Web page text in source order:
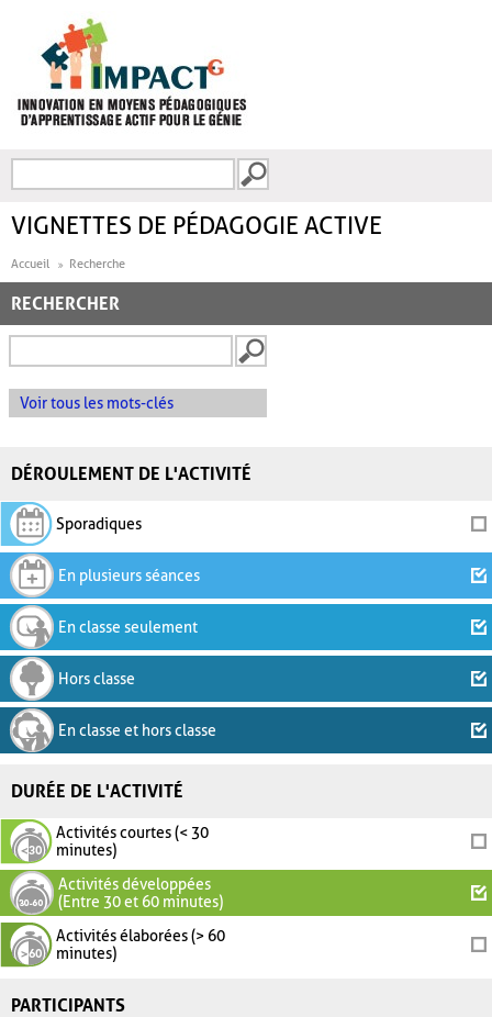
FORMULAIRE DE
VIGNETTES DE PÉDAGOGIE ACTIVE
Accueil Recherche
RECHERCHER
Voir tous les mots-clés
DÉROULEMENT DE L'ACTIVITÉ
Sporadiques
En plusieurs séances
En classe seulement
Hors classe
En classe et hors classe
DURÉE DE L'ACTIVITÉ
Activités courtes (< 30
minutes)
Activités développées
(Entre 30 et 60 minutes)
Activités élaborées (> 60
minutes)
PARTICIPANTS